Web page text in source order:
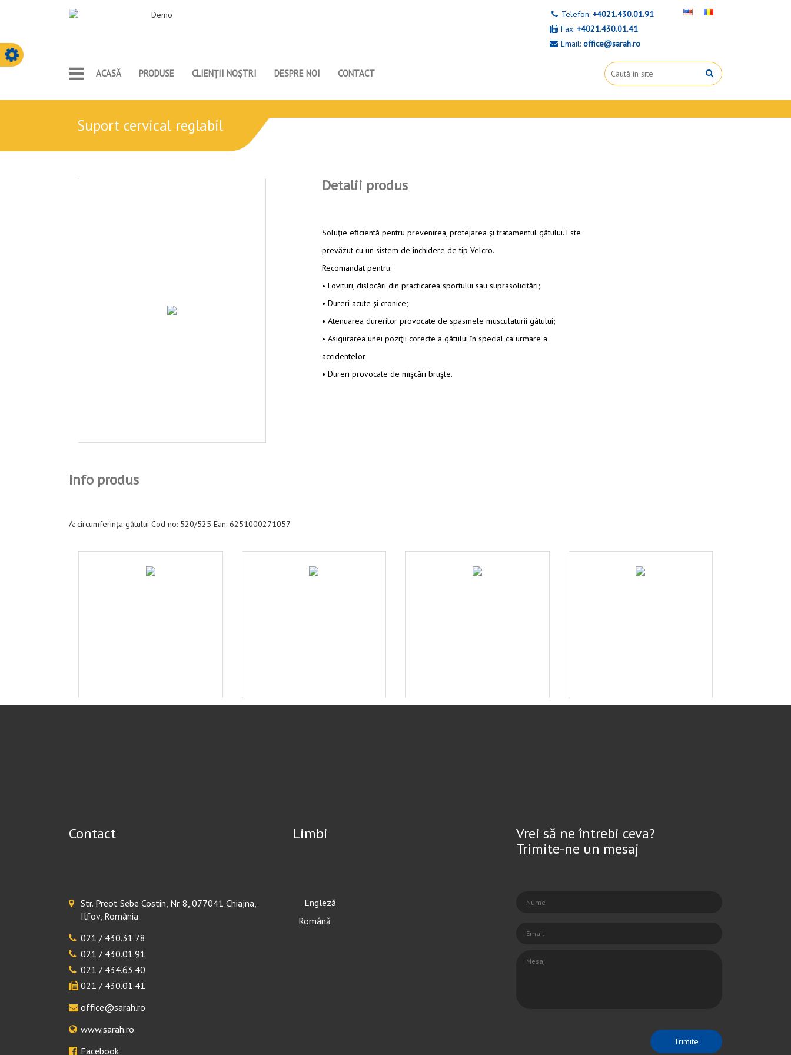
Telefon: +4021.430.01.91
Fax: +4021.430.01.41
Email: office@sarah.ro
ACASĂ PRODUSE CLIENȚII NOȘTRI DESPRE NOI CONTACT
suport cervical reglabil
Detalii produs
Soluţie eficientă pentru prevenirea, protejarea şi tratamentul gâtului. Este
prevăzut cu un sistem de închidere de tip Velcro.
Recomandat pentru:
• Lovituri, dislocări din practicarea sportului sau suprasolicitări;
• Dureri acute şi cronice;
• Atenuarea durerilor provocate de spasmele musculaturii gâtului;
• Asigurarea unei poziţii corecte a gâtului în special ca urmare a
accidentelor;
• Dureri provocate de mişcări bruşte.
Info produs
A: circumferinţa gâtului Cod no: 520/525 Ean: 6251000271057
Contact
Str. Preot Sebe Costin, Nr. 8, 077041 Chiajna,
Ilfov, România
021 / 430.31.78
021 / 430.01.91
021 / 434.63.40
021 / 430.01.41
office@sarah.ro
www.sarah.ro
Facebook
Limbi
English
Română
Vrei să ne întrebi ceva?
Trimite-ne un mesaj